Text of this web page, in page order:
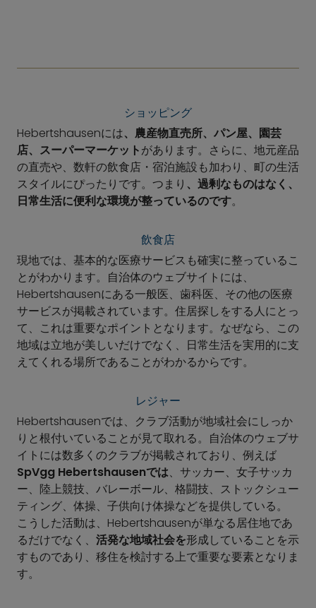
ショッピング
Hebertshausenには、農産物直売所、パン屋、園芸
店、スーパーマーケットがあります。さらに、地元産品
の直売や、数軒の飲食店・宿泊施設も加わり、町の生活
スタイルにぴったりです。つまり 、過剰なものはなく、
日常生活に便利な環境が整っているのです。
飲食店
現地では、基本的な医療サービスも確実に整っているこ
とがわかります。自治体のウェブサイトには、
Hebertshausenにある一般医、歯科医、その他の医療
サービスが掲載されています。住居探しをする人にとっ
て、これは重要なポイントとなります。なぜなら、この
地域は立地が美しいだけでなく、日常生活を実用的に支
えてくれる場所であることがわかるからです。
レジャー
Hebertshausenでは、クラブ活動が地域社会にしっか
りと根付いていることが見て取れる。自治体のウェブサ
イトには数多くのクラブが掲載されており、例えば
SpVgg Hebertshausenでは、サッカー、女子サッカ
ー、陸上競技、バレーボール、格闘技、ストックシュー
ティング、体操、子供向け体操などを提供している。
こうした活動は、Hebertshausenが単なる居住地であ
るだけでなく、 活発な地域社会を形成していることを示
すものであり、移住を検討する上で重要な要素となりま
す。